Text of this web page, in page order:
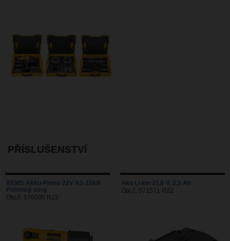
PŘÍSLUŠENSTVÍ
REMS Akku-Press 22V A1-32kN
Pohonný stroj
Obj.č. 576000 R22
Aku Li-Ion 21,6 V, 2,5 Ah
Obj.č. 571571 R22